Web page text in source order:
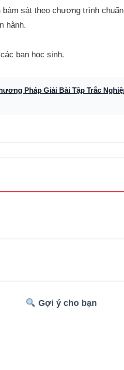
sát theo chương trình
hành.
bạn học sinh.
Pháp Giải Bài Tập Trắc
Gợi ý cho bạn